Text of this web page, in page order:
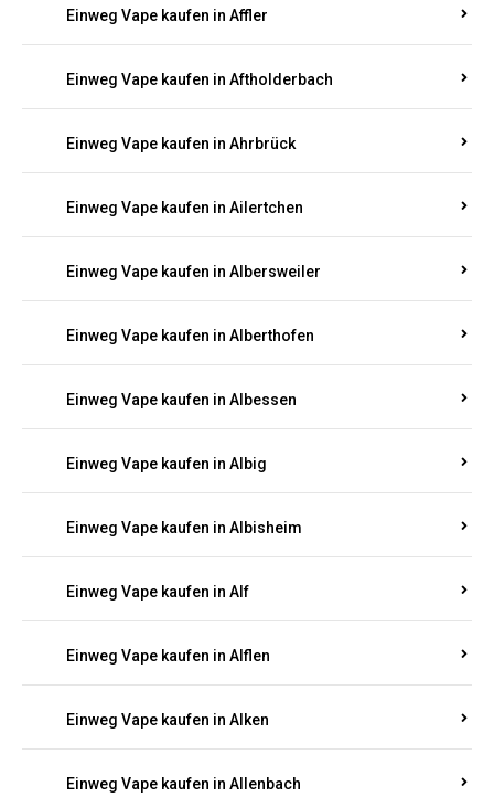
Einweg Vape kaufen in Affler
Einweg Vape kaufen in Aftholderbach
Einweg Vape kaufen in Ahrbrück
Einweg Vape kaufen in Ailertchen
Einweg Vape kaufen in Albersweiler
Einweg Vape kaufen in Alberthofen
Einweg Vape kaufen in Albessen
Einweg Vape kaufen in Albig
Einweg Vape kaufen in Albisheim
Einweg Vape kaufen in Alf
Einweg Vape kaufen in Alflen
Einweg Vape kaufen in Alken
Einweg Vape kaufen in Allenbach